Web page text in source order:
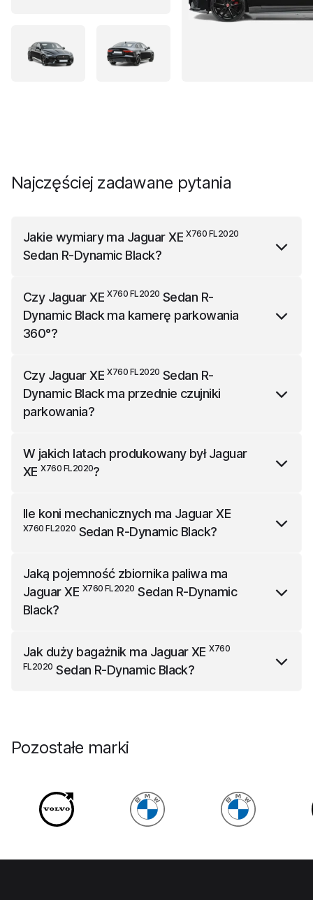
Najczęściej zadawane pytania
Jakie wymiary ma Jaguar XEX760 FL2020
Sedan R-Dynamic Black?
4678 mm długości, 2075 mm szerokości (z lusterkami)
i 1410 mm wysokości.
Czy Jaguar XEX760 FL2020 Sedan R-
Dynamic Blackma kamerę parkowania
360°?
standardzie kamerę parkowania 360°.
Czy Jaguar XEX760 FL2020 Sedan R-
Dynamic Blackma przednie czujniki
parkowania?
standardzie przednie czujniki parkowania.
W jakich latach produkowany byłJaguar
XEX760 FL2020?
2015 roku do 2024 roku.
Ile koni mechanicznych ma Jaguar XE
X760 FL2020 Sedan R-Dynamic Black?
204 koni mechanicznych.
Jaką pojemność zbiornika paliwa ma
Jaguar XE X760 FL2020 Sedan R-Dynamic
Black?
bak o pojemności 56 l.
Jak duży bagażnik ma Jaguar XEX760
FL2020 Sedan R-Dynamic Black?
Pozostałe marki